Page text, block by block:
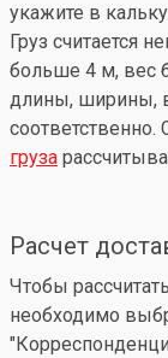
укажите в
Груз считается
больше 4 м, вес
длины, ширины,
соответственно.
груза
Расчет
Чтобы
необходимо